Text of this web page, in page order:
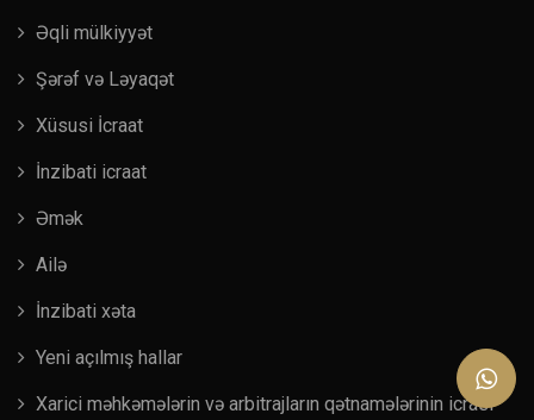
Əqli mülkiyyət
Şərəf və Ləyaqət
Xüsusi İcraat
İnzibati icraat
Əmək
Ailə
İnzibati xəta
Yeni açılmış hallar
Xarici məhkəmələrin və arbitrajların qətnamələrinin icrası